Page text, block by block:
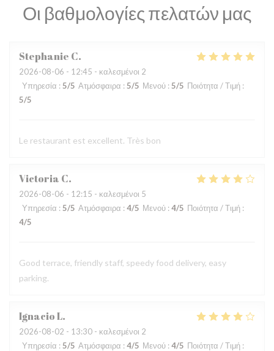
Οι βαθμολογίες πελατών μας
Stephanie C
2026-08-06 - 12:45 - καλεσμένοι 2
Υπηρεσία : 5/5 Ατμόσφαιρα : 5/5 Μενού : 5/5 Ποιότητα / Τιμή :
5/5
Le restaurant est excellent. Très bon
Victoria C
2026-08-06 - 12:15 - καλεσμένοι 5
Υπηρεσία : 5/5 Ατμόσφαιρα : 4/5 Μενού : 4/5 Ποιότητα / Τιμή :
4/5
Good terrace, friendly staff, speedy food delivery, easy
parking.
IgnacioL
2026-08-02 - 13:30 - καλεσμένοι 2
Υπηρεσία : 5/5 Ατμόσφαιρα : 4/5 Μενού : 4/5 Ποιότητα / Τιμή :